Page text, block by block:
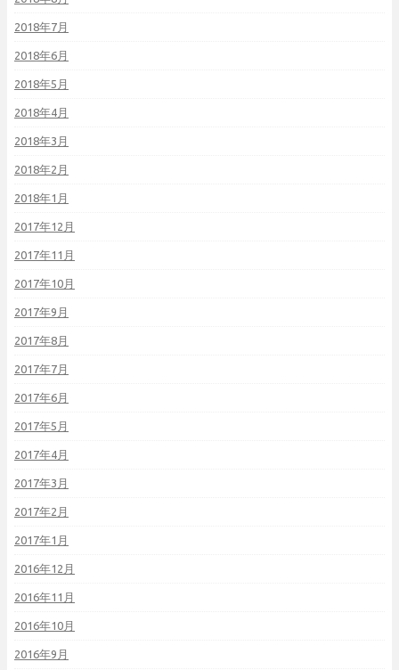
2018年7月
2018年6月
2018年5月
2018年4月
2018年3月
2018年2月
2018年1月
2017年12月
2017年11月
2017年10月
2017年9月
2017年8月
2017年7月
2017年6月
2017年5月
2017年4月
2017年3月
2017年2月
2017年1月
2016年12月
2016年11月
2016年10月
2016年9月